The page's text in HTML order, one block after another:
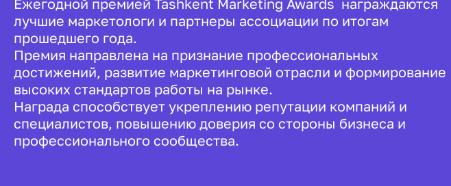
Ежегодной премией Tashkent Marketing Awards награждаются
лучшие маркетологи и партнеры ассоциации по итогам
прошедшего года.
Премия направлена на признание профессиональных
достижений, развитие маркетинговой отрасли и формирование
высоких стандартов работы на рынке.
Награда способствует укреплению репутации компаний и
специалистов, повышению доверия со стороны бизнеса и
профессионального сообщества.